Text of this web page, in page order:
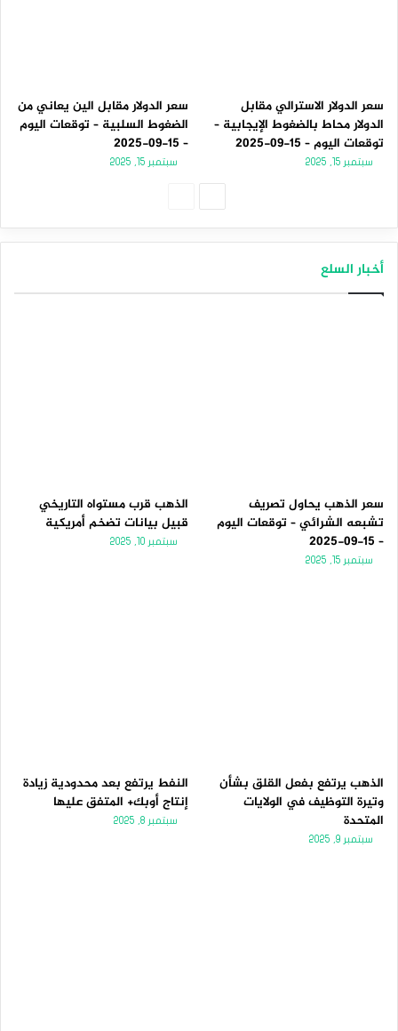
سعر الدولار الاسترالي مقابل
الدولار محاط بالضغوط الإيجابية –
توقعات اليوم – 15-09-2025
سبتمبر 15, 2025
سعر الدولار مقابل الين يعاني من
الضغوط السلبية – توقعات اليوم
– 15-09-2025
سبتمبر 15, 2025
أخبار السلع
سعر الذهب يحاول تصريف
تشبعه الشرائي – توقعات اليوم
– 15-09-2025
سبتمبر 15, 2025
الذهب قرب مستواه التاريخي
قبيل بيانات تضخم أمريكية
سبتمبر 10, 2025
الذهب يرتفع بفعل القلق بشأن
وتيرة التوظيف في الولايات
المتحدة
سبتمبر 9, 2025
النفط يرتفع بعد محدودية زيادة
إنتاج أوبك+ المتفق عليها
سبتمبر 8, 2025